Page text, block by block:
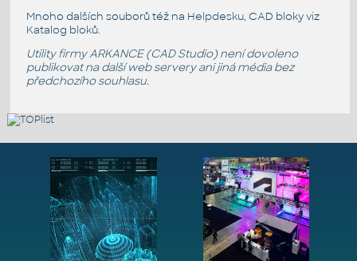
Mnoho dalších souborů též na Helpdesku, CAD bloky viz
Katalog bloků.
Utility firmy ARKANCE (CAD Studio) není dovoleno
publikovat na další web servery ani jiná média bez
předchozího souhlasu.